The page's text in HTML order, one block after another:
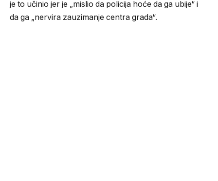
je to učinio jer je „mislio da policija hoće da ga ubije“ i
da ga „nervira zauzimanje centra grada“.